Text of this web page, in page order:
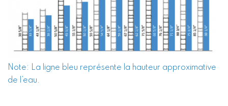
Note: La ligne bleu représente la hauteur approximative
de l’eau.